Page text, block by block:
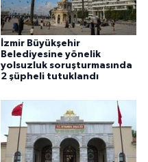
İzmir Büyükşehir
Belediyesine yönelik
yolsuzluk soruşturmasında
2 şüpheli tutuklandı